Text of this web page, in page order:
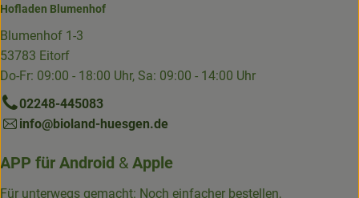
Hofladen Blumenhof
Blumenhof 1-3
53783 Eitorf
Do-Fr: 09:00 - 18:00 Uhr, Sa: 09:00 - 14:00 Uhr
02248-445083
info@bioland-huesgen.de
APP für Android & Apple
Für unterwegs gemacht: Noch einfacher bestellen,